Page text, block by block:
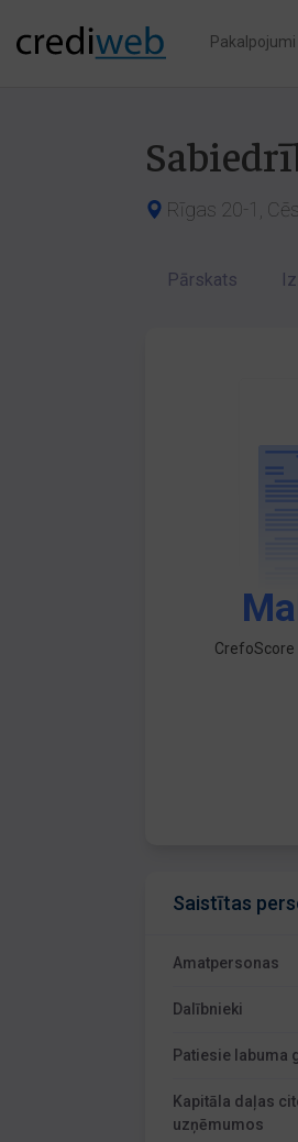
Pakalpojumi
Rīgas 20-1,
Pārskats
Saistītas
Amatpersonas
Dalībnieki
Patiesie labuma
Kapitāla daļas
uzņēmumos